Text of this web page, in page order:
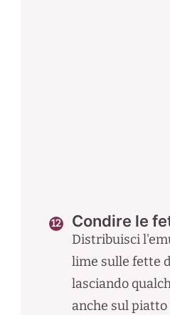
Condire le
Distribuisci
lime sulle fette
lasciando
anche sul